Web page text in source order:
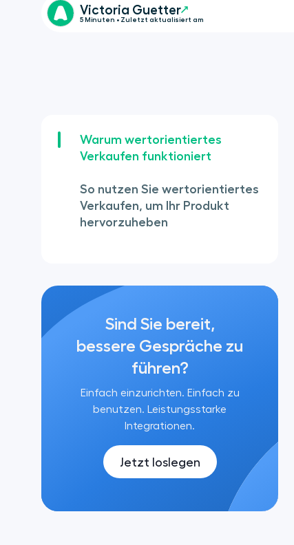
Victoria Guetter
5 Minuten • Zuletzt aktualisiert am
Warum wertorientiertes
Verkaufen funktioniert
So nutzen Sie wertorientiertes
Verkaufen, um Ihr Produkt
hervorzuheben
Sind Sie bereit,
bessere Gespräche zu
führen?
Einfach einzurichten. Einfach zu
benutzen. Leistungsstarke
Integrationen.
Jetzt loslegen